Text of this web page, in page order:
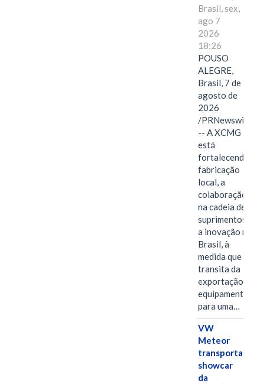
Brasil, sex,
ago 7
2026
18:26
POUSO
ALEGRE,
Brasil, 7 de
agosto de
2026
/PRNewswire/
-- A XCMG
está
fortalecendo a
fabricação
local, a
colaboração
na cadeia de
suprimentos e
a inovação no
Brasil, à
medida que
transita da
exportação de
equipamentos
para uma…
VW
Meteor
transporta
showcar
da